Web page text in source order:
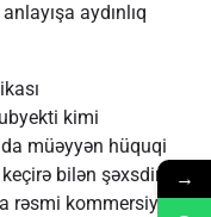
aydınlıq
kimi
müəyyən hüquqi
bilən şəxsdir.
rəsmi kommersiya
→